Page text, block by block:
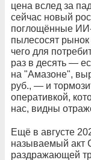
цена вслед за
сейчас новый
поглощённые
пылесосят рынок
чего для
раз в десять —
на "Амазоне",
руб., — и
оперативкой,
нас, видны
Ещё в августе
называемый акт
раздражающей